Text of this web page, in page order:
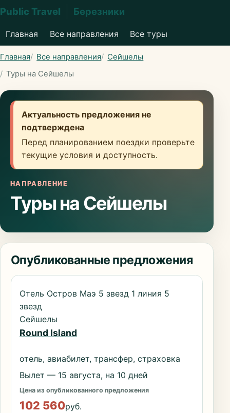
Public Travel Березники
Главная Все направления Все туры
Главная Все направления
Сейшелы
Туры на Сейшелы
Актуальность предложения не
подтверждена
Перед планированием поездки проверьте
текущие условия и доступность.
НАПРАВЛЕНИЕ
Туры на Сейшелы
Опубликованные предложения
Отель Остров Маэ 5 звезд 1 линия 5
звезд
Сейшелы
Round Island
отель, авиабилет, трансфер, страховка
Вылет — 15 августа, на 10 дней
Цена из опубликованного предложения
102 560руб.